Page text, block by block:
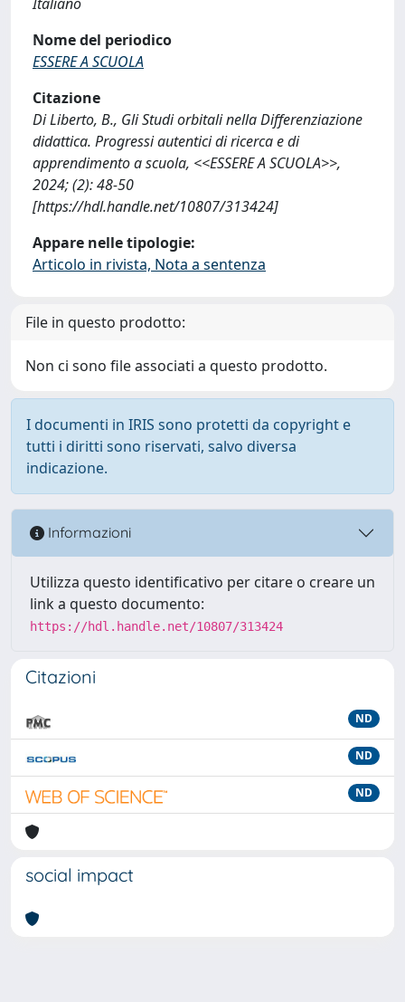
Nome del periodico
ESSERE A SCUOLA
Citazione
Di Liberto, B., Gli Studi orbitali nella Differenziazione
didattica. Progressi autentici di ricerca e di
apprendimento a scuola, <<ESSERE A SCUOLA>>,
2024; (2): 48-50
[https://hdl.handle.net/10807/313424]
Appare nelle tipologie:
Articolo in rivista, Nota a sentenza
File in questo prodotto:
Non ci sono file associati a questo prodotto.
I documenti in IRIS sono protetti da copyright e
tutti i diritti sono riservati, salvo diversa
indicazione.
Informazioni
Utilizza questo identificativo per citare o creare un
link a questo documento:
https://hdl.handle.net/10807/313424
Citazioni
ND
ND
ND
social impact